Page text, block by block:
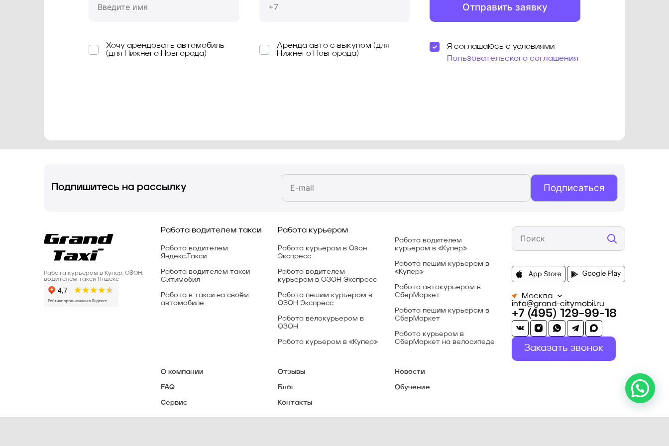
Отправить заявку
Хочу арендовать автомобиль
(для Нижнего Новгорода)
Аренда авто с выкупом (для
Нижнего Новгорода)
Я соглашаюсь с условиями
Пользовательского соглашения
Подпишитесь на рассылку Подписаться
Работа курьером в Купер, ОЗОН,
водителем такси Яндекс
Работа водителем такси
Работа водителем
Яндекс.Такси
Работа водителем такси
Ситимобил
Работа в такси на своём
автомобиле
Работа курьером
Работа курьером в Озон
Экспресс
Работа водителем
курьером в ОЗОН Экспресс
Работа пешим курьером в
ОЗОН Экспресс
Работа велокурьером в
ОЗОН
Работа курьером в «Купер»
Работа водителем
курьером в «Купер»
Работа пешим курьером в
«Купер»
Работа автокурьером в
СберМаркет
Работа пешим курьером в
СберМаркет
Работа курьером в
СберМаркет на велосипеде
О компании
FAQ
Сервис
Отзывы
Блог
Контакты
Новости
Обучение
Москва
info@grand-citymobil.ru
+7 (495) 129-99-18
Заказать звонок